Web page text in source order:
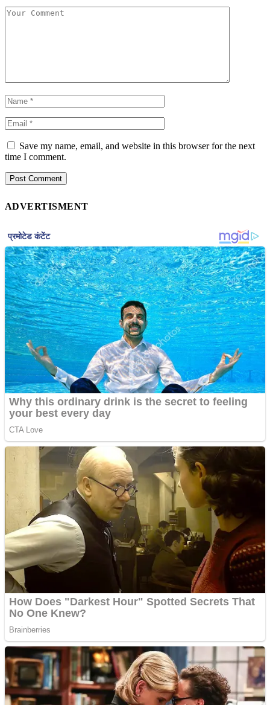
Save my name, email, and website in this browser for the next
time I comment.
ADVERTISMENT